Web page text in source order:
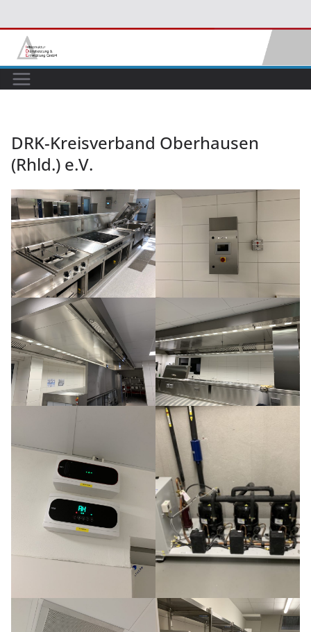
Inhalt
springen
DRK-Kreisverband Oberhausen
(Rhld.) e.V.